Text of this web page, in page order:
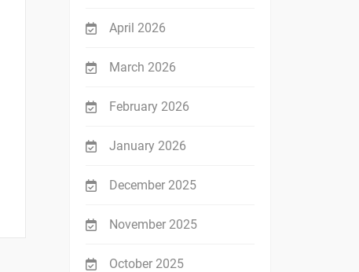
April 2026
March 2026
February 2026
January 2026
December 2025
November 2025
October 2025